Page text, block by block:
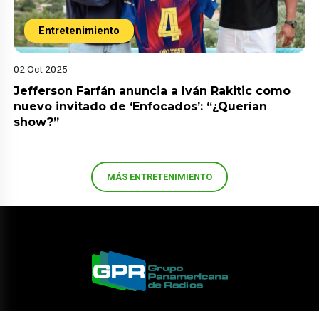
Entretenimiento
02 Oct 2025
Jefferson Farfán anuncia a Iván Rakitic como
nuevo invitado de ‘Enfocados’: “¿Querían
show?”
MÁS ENTRETENIMIENTO